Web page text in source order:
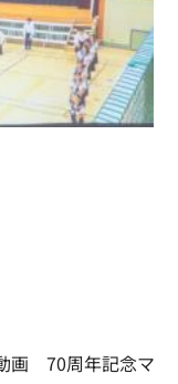
画 70周年記念マ